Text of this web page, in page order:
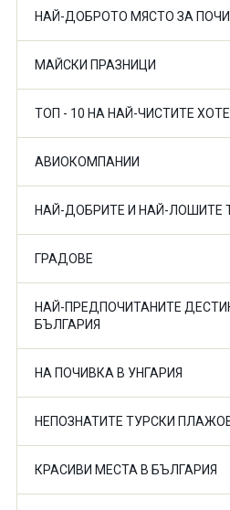
НАЙ-ДОБРОТО МЯСТО ЗА
МАЙСКИ ПРАЗНИЦИ
ТОП - 10 НА НАЙ-ЧИСТИТЕ
АВИОКОМПАНИИ
НАЙ-ДОБРИТЕ И НАЙ-ЛОШИТЕ
ГРАДОВЕ
НАЙ-ПРЕДПОЧИТАНИТЕ
БЪЛГАРИЯ
НА ПОЧИВКА В УНГАРИЯ
НЕПОЗНАТИТЕ ТУРСКИ
КРАСИВИ МЕСТА В БЪЛГАРИЯ